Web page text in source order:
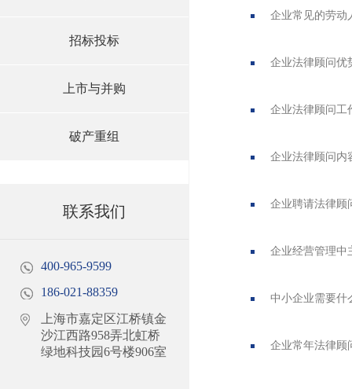
招标投标
上市与并购
破产重组
联系我们
400-965-9599
186-021-88359
上海市嘉定区江桥镇金
沙江西路958弄北虹桥
绿地科技园6号楼906室
企业常见的劳动
企业法律顾问优
企业法律顾问工
企业法律顾问内
企业聘请法律顾
企业经营管理中
中小企业需要什
企业常年法律顾